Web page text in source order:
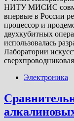
НИТУ МИСИС
впервые в России
процессор и
двухкубитных
использовалась
Лаборатории
Электроника